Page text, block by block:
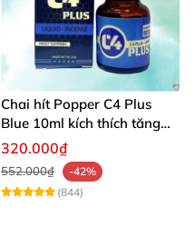
Chai hít Popper C4 Plus
Blue 10ml kích thích tăng
khoái cảm giới tính
320.000₫
552.000₫
-42%
(844)